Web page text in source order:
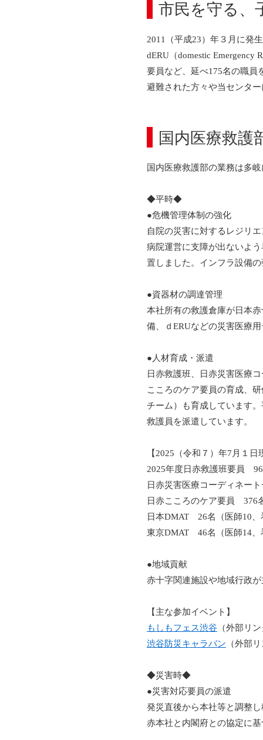
市民を守る、
2011（平成23）年３月に発
dERU（domestic
要員など、延べ175名の職員
避難された方々や当センタ
国内医療救護
国内医療救護部の業務は多
◆平時◆
●危機管理体制の強化
自院の災害に対するレジリ
病院運営に支障が出ないよ
置しました。インフラ設備
●資器材の調達管理
本社所有の救護倉庫が日本
備、ｄERUなどの災害医療
●人材育成・派遣
日赤救護班、日赤災害医療
こころのケア要員の育成、
チーム）も育成しています
救護員を派遣しています。
【2025（令和７）年7月１日
2025年度日赤救護班要員
日赤災害医療コーディネー
日赤こころのケア要員 376
日本DMAT 26名（医師10、
東京DMAT 46名（医師14、
●地域貢献
赤十字関連施設や地域行政
【主な参加イベント】
もしもフェス渋谷 （外部リ
渋谷防災キャラバン （外部
◆災害時◆
●災害対応要員の派遣
発災直後から本社等と調整
赤本社と内閣府との協定に